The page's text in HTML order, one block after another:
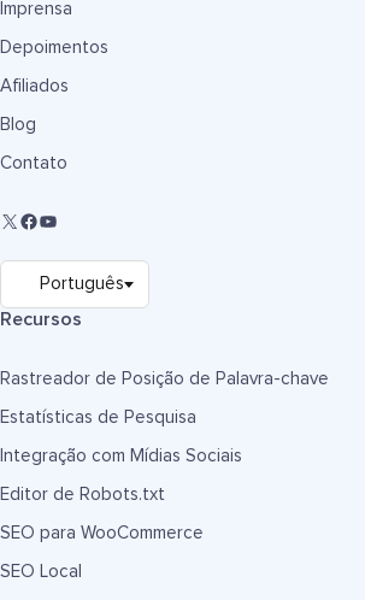
Imprensa
Depoimentos
Afiliados
Blog
Contato
Recursos
Rastreador de Posição de Palavra-chave
Estatísticas de Pesquisa
Integração com Mídias Sociais
Editor de Robots.txt
SEO para WooCommerce
SEO Local